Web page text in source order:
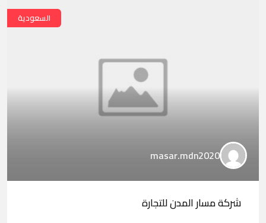
السعودية
masar.mdn2020
شركة مسار المدن للتجارة